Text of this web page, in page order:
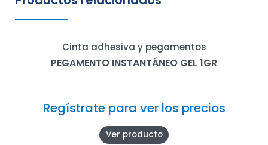
Cinta adhesiva y pegamentos
PEGAMENTO INSTANTÁNEO GEL 1GR
Regístrate para ver los precios
Ver producto